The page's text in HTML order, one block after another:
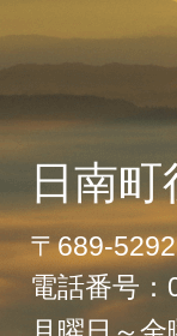
日南
〒689-
電話番号